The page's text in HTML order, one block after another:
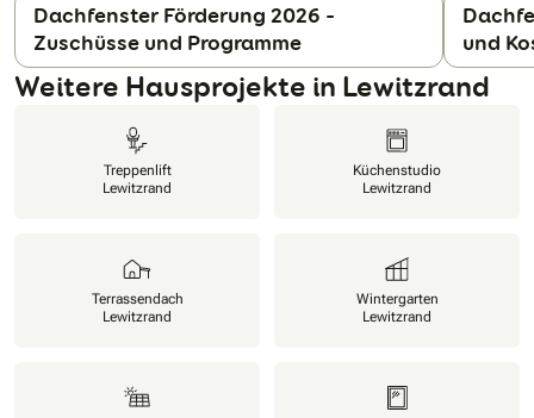
Dachfenster Förderung 2026 –
Zuschüsse und Programme
und
Weitere Hausprojekte in Lewitzrand
Treppenlift
Lewitzrand
Küchenstudio
Lewitzrand
Terrassendach
Lewitzrand
Wintergarten
Lewitzrand